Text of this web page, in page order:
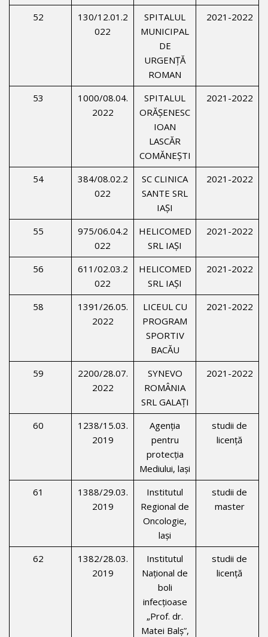
52
130/12.01.2
022
SPITALUL
MUNICIPAL
DE
URGENŢĂ
ROMAN
2021-2022
53
1000/08.04.
2022
SPITALUL
ORĂŞENESC
IOAN
LASCĂR
COMĂNEŞTI
2021-2022
54
384/08.02.2
022
SC CLINICA
SANTE SRL
IAŞI
2021-2022
55
975/06.04.2
022
HELICOMED
SRL IAŞI
2021-2022
56
611/02.03.2
022
HELICOMED
SRL IAŞI
2021-2022
58
1391/26.05.
2022
LICEUL CU
PROGRAM
SPORTIV
BACĂU
2021-2022
59
2200/28.07.
2022
SYNEVO
ROMÂNIA
SRL GALAŢI
2021-2022
60
1238/15.03.
2019
Agenţia
pentru
protecţia
Mediului, laşi
studii de
licenţă
61
1388/29.03.
2019
Institutul
Regional de
Oncologie,
laşi
studii de
master
62
1382/28.03.
2019
Institutul
Naţional de
boli
infecţioase
„Prof. dr.
Matei Balş”,
studii de
licenţă